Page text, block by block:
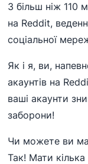
З більш ніж 110
на Reddit,
соціальної
Як і я, ви,
акаунтів на
ваші акаунти
заборони!
Чи можете ви
Так! Мати